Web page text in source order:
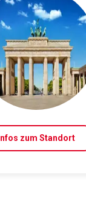
Infos zum Standort